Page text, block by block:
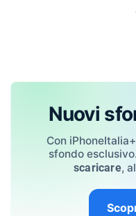
Nuovi
Con
sfondo
scaricare,